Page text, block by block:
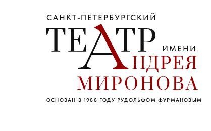
САНКТ-ПЕТЕРБУРГСКИЙ
ИМЕНИ
ОСНОВАН В 1988 ГОДУ РУДОЛЬФОМ ФУРМАНОВЫМ